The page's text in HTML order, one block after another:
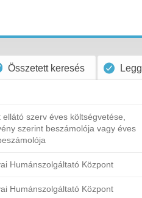
Összetett keresés
szerv éves költségvetése,
szerint beszámolója vagy éves
Humánszolgáltató Központ
Humánszolgáltató Központ